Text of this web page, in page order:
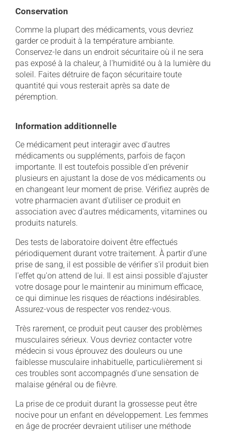
Conservation
Comme la plupart des médicaments, vous devriez
garder ce produit à la température ambiante.
Conservez-le dans un endroit sécuritaire où il ne sera
pas exposé à la chaleur, à l'humidité ou à la lumière du
soleil. Faites détruire de façon sécuritaire toute
quantité qui vous resterait après sa date de
péremption.
Information additionnelle
Ce médicament peut interagir avec d'autres
médicaments ou suppléments, parfois de façon
importante. Il est toutefois possible d'en prévenir
plusieurs en ajustant la dose de vos médicaments ou
en changeant leur moment de prise. Vérifiez auprès de
votre pharmacien avant d'utiliser ce produit en
association avec d'autres médicaments, vitamines ou
produits naturels.
Des tests de laboratoire doivent être effectués
périodiquement durant votre traitement. À partir d'une
prise de sang, il est possible de vérifier s'il produit bien
l'effet qu'on attend de lui. Il est ainsi possible d'ajuster
votre dosage pour le maintenir au minimum efficace,
ce qui diminue les risques de réactions indésirables.
Assurez-vous de respecter vos rendez-vous.
Très rarement, ce produit peut causer des problèmes
musculaires sérieux. Vous devriez contacter votre
médecin si vous éprouvez des douleurs ou une
faiblesse musculaire inhabituelle, particulièrement si
ces troubles sont accompagnés d'une sensation de
malaise général ou de fièvre.
La prise de ce produit durant la grossesse peut être
nocive pour un enfant en développement. Les femmes
en âge de procréer devraient utiliser une méthode